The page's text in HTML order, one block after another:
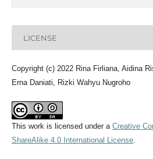
LICENSE
Copyright (c) 2022 Rina Firliana, Aidina
Erna Daniati, Rizki Wahyu Nugroho
This work is licensed under a Creative
ShareAlike 4.0 International License.